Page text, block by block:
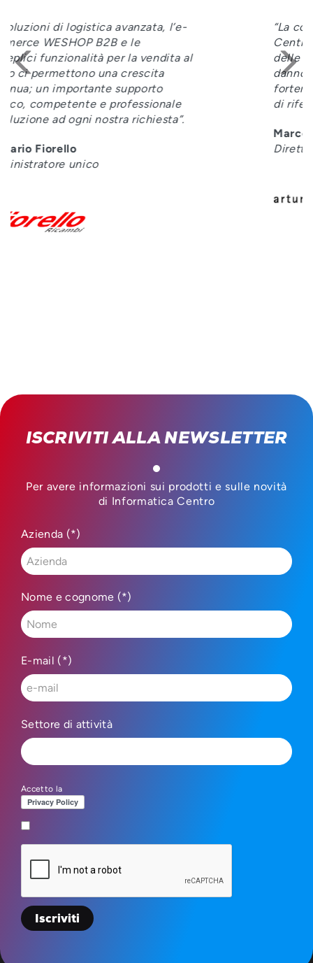
“La collaborazione con Informatica
Centro è continua, così come il rinnovo
delle applicazioni. Questi elementi ci
danno la sicurezza di avere un partner
fortemente presente nei nostri mercati
di riferimento”
Direttore Amministrativo
ISCRIVITI ALLA NEWSLETTER
Per avere informazioni sui prodotti e sulle novità
di Informatica Centro
Azienda (*)
Nome e cognome (*)
E-mail (*)
Settore di attività
Accetto la